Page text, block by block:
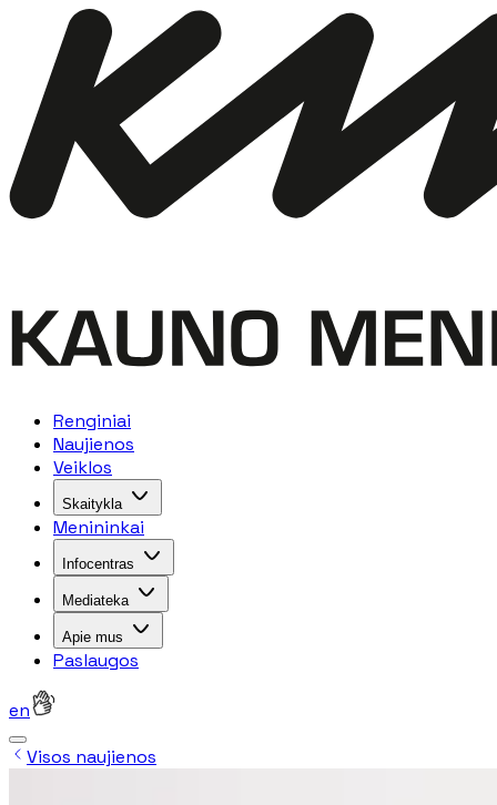
Renginiai
Naujienos
Veiklos
Skaitykla
Menininkai
Infocentras
Mediateka
Apie mus
Paslaugos
en
Visos naujienos